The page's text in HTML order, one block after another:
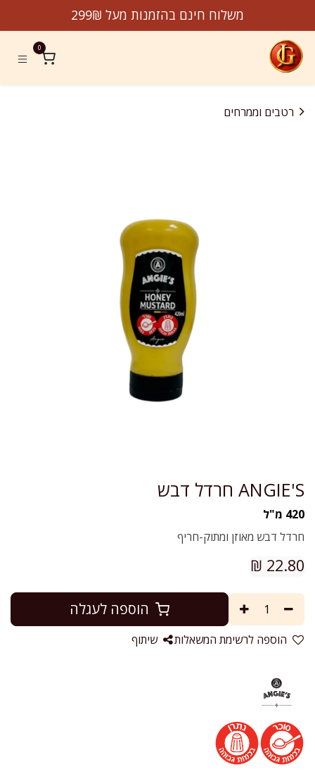
משלוח חינם בהזמנות מעל 299₪
0
רטבים וממרחים
ANGIE'S חרדל דבש
420 מ"ל
חרדל דבש מאוזן ומתוק-חריף
22.80
₪
הוספה לעגלה
הוספה לרשימת המשאלות שיתוף